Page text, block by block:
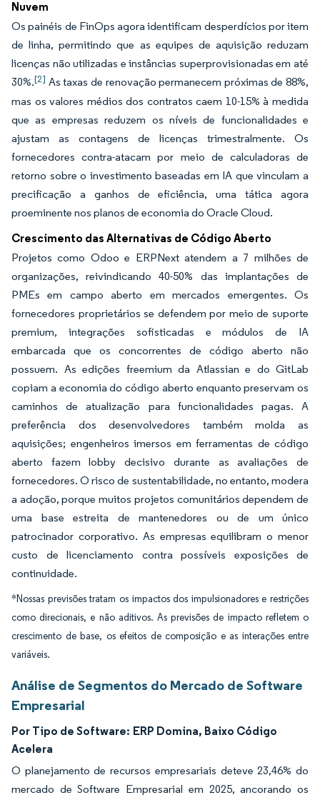
Nuvem
Os painéis de FinOps agora identificam desperdícios por item
de linha, permitindo que as equipes de aquisição reduzam
licenças não utilizadas e instâncias superprovisionadas em até
30%.[2] As taxas de renovação permanecem próximas de 88%,
mas os valores médios dos contratos caem 10-15% à medida
que as empresas reduzem os níveis de funcionalidades e
ajustam as contagens de licenças trimestralmente. Os
fornecedores contra-atacam por meio de calculadoras de
retorno sobre o investimento baseadas em IA que vinculam a
precificação a ganhos de eficiência, uma tática agora
proeminente nos planos de economia do Oracle Cloud.
Crescimento das Alternativas de Código Aberto
Projetos como Odoo e ERPNext atendem a 7 milhões de
organizações, reivindicando 40-50% das implantações de
PMEs em campo aberto em mercados emergentes. Os
fornecedores proprietários se defendem por meio de suporte
premium, integrações sofisticadas e módulos de IA
embarcada que os concorrentes de código aberto não
possuem. As edições freemium da Atlassian e do GitLab
copiam a economia do código aberto enquanto preservam os
caminhos de atualização para funcionalidades pagas. A
preferência dos desenvolvedores também molda as
aquisições; engenheiros imersos em ferramentas de código
aberto fazem lobby decisivo durante as avaliações de
fornecedores. O risco de sustentabilidade, no entanto, modera
a adoção, porque muitos projetos comunitários dependem de
uma base estreita de mantenedores ou de um único
patrocinador corporativo. As empresas equilibram o menor
custo de licenciamento contra possíveis exposições de
continuidade.
*Nossas previsões tratam os impactos dos impulsionadores e restrições
como direcionais, e não aditivos. As previsões de impacto refletem o
crescimento de base, os efeitos de composição e as interações entre
variáveis.
Análise de Segmentos do Mercado de Software
Empresarial
Por Tipo de Software: ERP Domina, Baixo Código
Acelera
O planejamento de recursos empresariais deteve 23,46% do
mercado de Software Empresarial em 2025, ancorando os